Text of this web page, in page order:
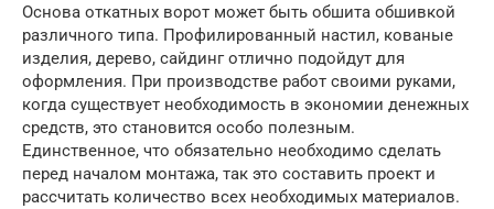
Основа откатных ворот может быть обшита обшивкой
различного типа. Профилированный настил, кованые
изделия, дерево, сайдинг отлично подойдут для
оформления. При производстве работ своими руками,
когда существует необходимость в экономии денежных
средств, это становится особо полезным.
Единственное, что обязательно необходимо сделать
перед началом монтажа, так это составить проект и
рассчитать количество всех необходимых материалов.